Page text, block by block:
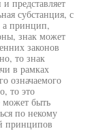
представляет
субстанция, с
а принцип,
знак может
законов
то знак
в рамках
означаемого
то это
может быть
по некому
принципов